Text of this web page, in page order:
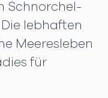
Schnorchel-
lebhaften
Meeresleben
für